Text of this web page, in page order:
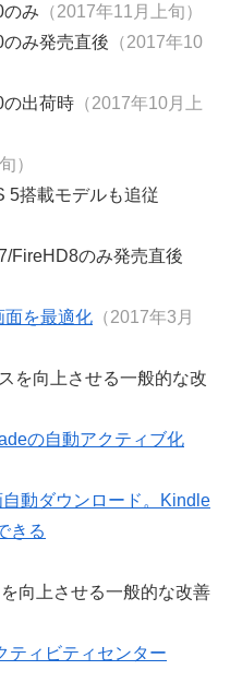
み （2017年11月上旬）
み発売直後 （2017年10
出荷時 （2017年10月上
）
搭載モデルも追従
FireHD8のみ発売直後
面を最適化 （2017年3月
を向上させる一般的な改
の自動アクティブ化
動ダウンロード。Kindle
きる
向上させる一般的な改善
ティビティセンター